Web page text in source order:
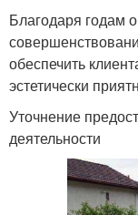
Благодаря годам
обеспечить
эстетически
Уточнение
деятельности